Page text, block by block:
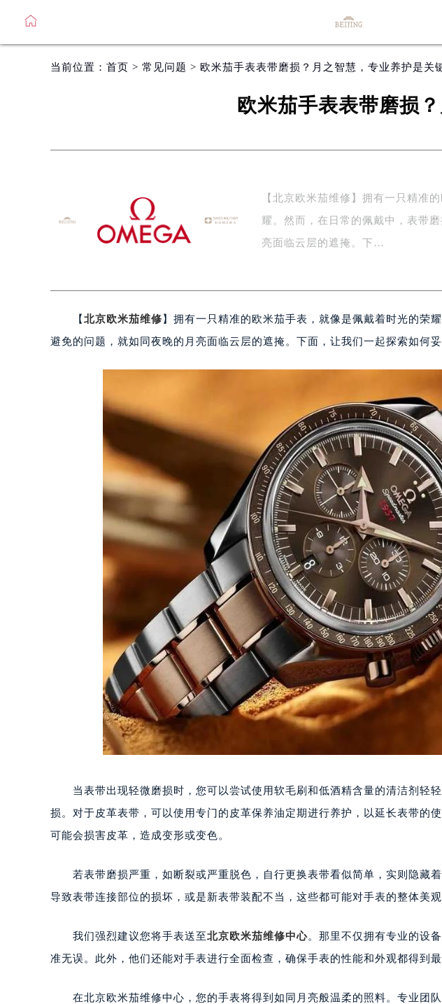
当前位置： 首页 > 常见问题 > 欧米茄手表表带磨损？月之智慧，专业养护是关
欧米茄手表表带磨损
【北京欧米茄维修】拥有一只精准
耀。然而，在日常的佩戴中，表带
亮面临云层的遮掩。下…
【 北京欧米茄维修 】拥有一只精准的欧米茄手表，就像是佩戴着时光的荣
避免的问题，就如同夜晚的月亮面临云层的遮掩。下面，让我们一起探索如何
当表带出现轻微磨损时，您可以尝试使用软毛刷和低酒精含量的清洁剂轻轻
损。对于皮革表带，可以使用专门的皮革保养油定期进行养护，以延长表带的
可能会损害皮革，造成变形或变色。
若表带磨损严重，如断裂或严重脱色，自行更换表带看似简单，实则隐藏着
导致表带连接部位的损坏，或是新表带装配不当，这些都可能对手表的整体美
我们强烈建议您将手表送至北京欧米茄维修中心。那里不仅拥有专业的设
准无误。此外，他们还能对手表进行全面检查，确保手表的性能和外观都得到最
在北京欧米茄维修中心，您的手表将得到如同月亮般温柔的照料。专业团队